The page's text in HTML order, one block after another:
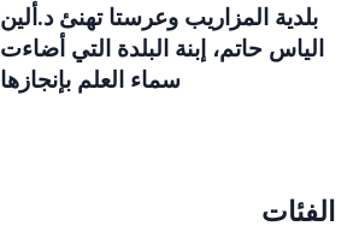
بلدية المزاريب وعرستا تهنئ د.ألين
الياس حاتم، إبنة البلدة التي أضاءت
سماء العلم بإنجازها
الفئات